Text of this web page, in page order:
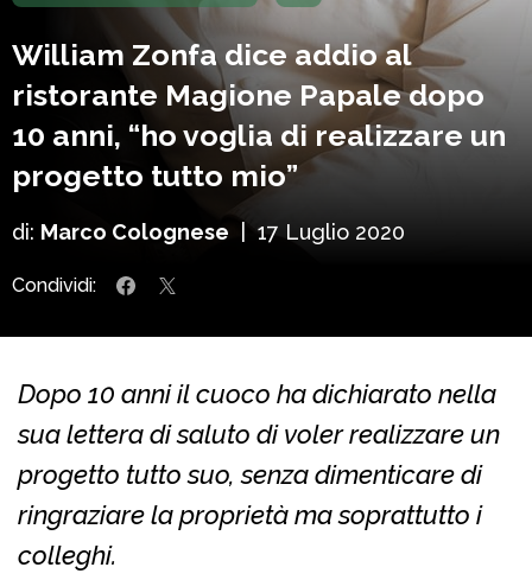
William Zonfa dice addio al
ristorante Magione Papale dopo
10 anni, “ho voglia di realizzare un
progetto tutto mio”
di: Marco Colognese 17 Luglio 2020
Condividi:
Dopo 10 anni il cuoco ha dichiarato nella
sua lettera di saluto di voler realizzare un
progetto tutto suo, senza dimenticare di
ringraziare la proprietà ma soprattutto i
colleghi.